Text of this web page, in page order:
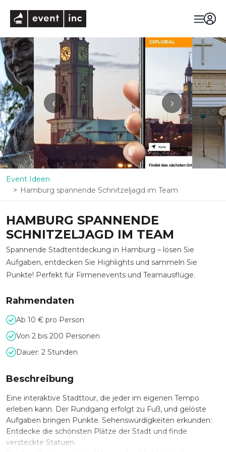
‹ ›
Event Ideen
Hamburg spannende Schnitzeljagd im Team
HAMBURG SPANNENDE
SCHNITZELJAGD IM TEAM
Spannende Stadtentdeckung in Hamburg – lösen Sie
Aufgaben, entdecken Sie Highlights und sammeln Sie
Punkte! Perfekt für Firmenevents und Teamausflüge.
Rahmendaten
Ab 10 € pro Person
Von 2 bis 200 Personen
Dauer: 2 Stunden
Beschreibung
Eine interaktive Stadttour, die jeder im eigenen Tempo
erleben kann. Der Rundgang erfolgt zu Fuß, und gelöste
Aufgaben bringen Punkte. Sehenswürdigkeiten erkunden:
Entdecke die schönsten Plätze der Stadt und finde
versteckte Statuen.